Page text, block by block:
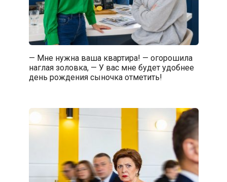
— Мне нужна ваша квартира! — огорошила
наглая золовка, — У вас мне будет удобнее
день рождения сыночка отметить!